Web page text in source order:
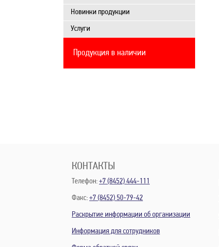
Новинки продукции
Услуги
Продукция в наличии
КОНТАКТЫ
Телефон:+7 (8452) 444-111
Факс:+7 (8452) 50-79-42
Раскрытие информации об организации
Информация для сотрудников